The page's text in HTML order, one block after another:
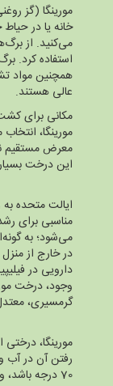
مورینگا (گز
خانه یا در
می‌کنید. از
استفاده کرد.
همچنین مواد
عالی هستند.
مکانی برای
مورینگا،
معرض مستقیم
این درخت
ایالت متحده
مناسبی برای
در خارج از
دارویی در
وجود، درخت
گرمسیری،
مورینگا،
رفتن آن در آب
70 درجه باشد، وجود دارد.